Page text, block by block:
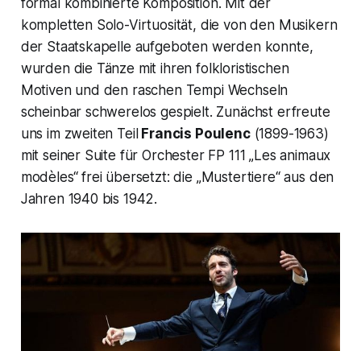
kompletten Solo-Virtuosität, die von den Musikern
der Staatskapelle aufgeboten werden konnte,
wurden die Tänze mit ihren folkloristischen
Motiven und den raschen Tempi Wechseln
scheinbar schwerelos gespielt. Zunächst erfreute
uns im zweiten TeilFrancis Poulenc(1899-1963)
mit seiner Suite für Orchester FP 111 „Les animaux
modèles“frei übersetzt: die „Mustertiere“ aus den
Jahren 1940 bis 1942.